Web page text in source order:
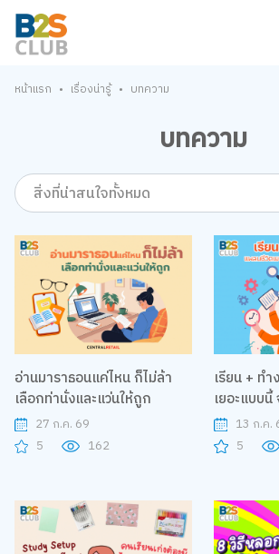
หน้าแรก • เรื่องน่ารู้ • บทความ
บทความ
สิ่งที่น่าสนใจทั้งหมด
อ่านมาราธอนแค่ไหน ก็ไม่ล้า
เลือกท่านั่งและแว่นให้ถูก
27 ก.ค. 69
5
162
เรียน + ท
เยอะแบบนี้
นะ ?13 ก.ค.
5